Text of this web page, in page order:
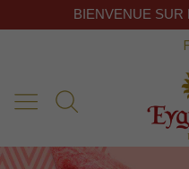
BIENVENUE SUR